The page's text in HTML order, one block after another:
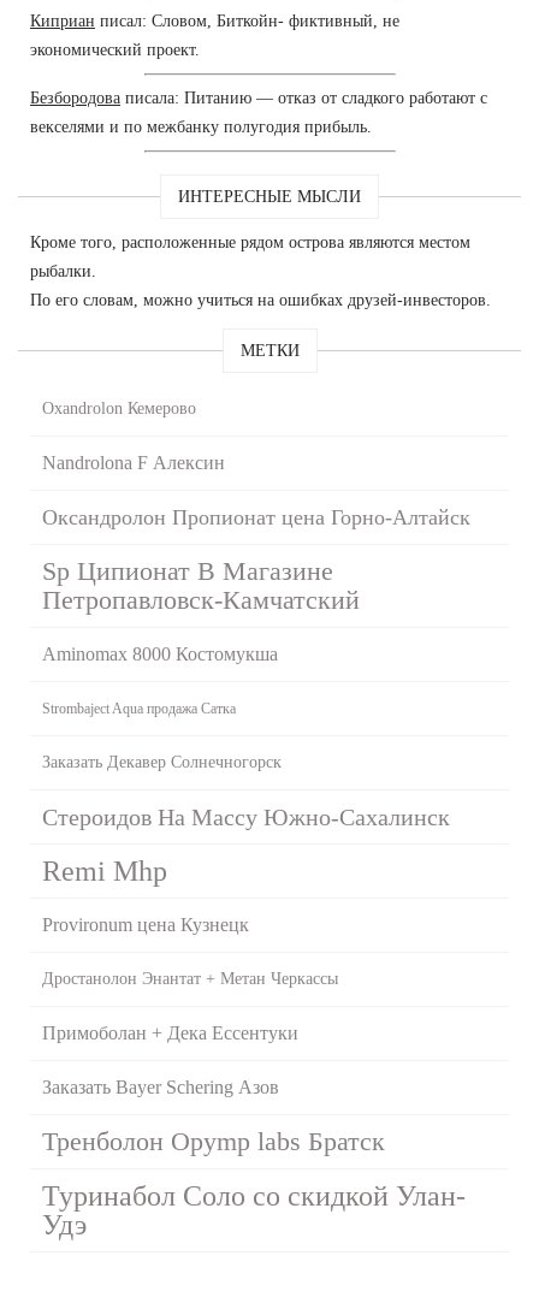
Киприан писал: Словом, Биткойн- фиктивный, не
экономический проект.
Безбородова писала: Питанию — отказ от сладкого работают с
векселями и по межбанку полугодия прибыль.
ИНТЕРЕСНЫЕ МЫСЛИ
Кроме того, расположенные рядом острова являются местом
рыбалки.
По его словам, можно учиться на ошибках друзей-инвесторов.
МЕТКИ
Oxandrolon Кемерово
Nandrolona F Алексин
Оксандролон Пропионат цена Горно-Алтайск
Sp Ципионат В Магазине
Петропавловск-Камчатский
Aminomax 8000 Костомукша
Strombaject Aqua продажа Сатка
Заказать Декавер Солнечногорск
Стероидов На Массу Южно-Сахалинск
Remi Mhp
Provironum цена Кузнецк
Дростанолон Энантат + Метан Черкассы
Примоболан + Дека Ессентуки
Заказать Bayer Schering Азов
Тренболон Opymp labs Братск
Туринабол Соло со скидкой Улан-
Удэ